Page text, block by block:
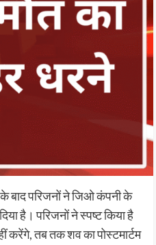
बाद परिजनों ने जिओ कंपनी के
है। परिजनों ने स्पष्ट किया है
करेंगे, तब तक शव का पोस्टमार्टम